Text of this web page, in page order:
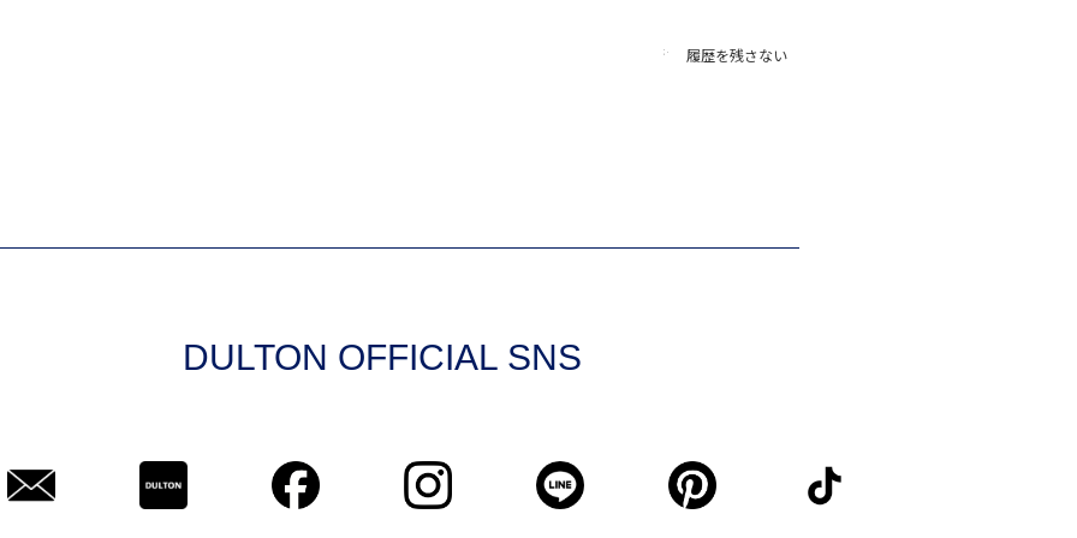
履歴を残さない
DULTON OFFICIAL SNS